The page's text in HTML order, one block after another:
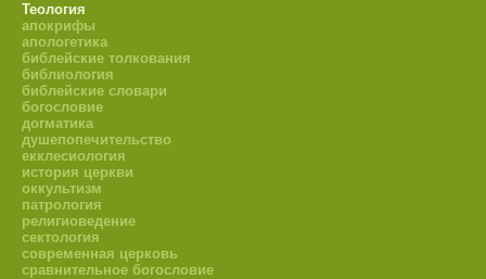
Теология
апокрифы
апологетика
библейские толкования
библиология
библейские словари
богословие
догматика
душепопечительство
екклесиология
история церкви
оккультизм
патрология
религиоведение
сектология
современная церковь
сравнительное богословие